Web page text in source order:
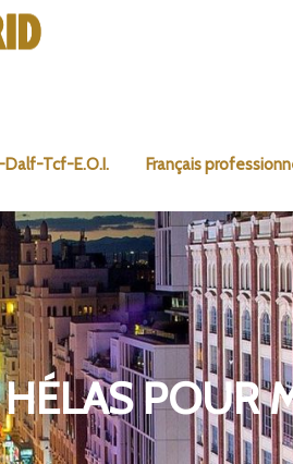
Tcf-E.O.I. Français
HÉLAS POUR